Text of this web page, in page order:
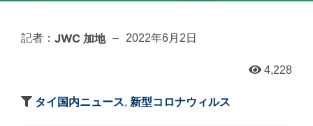
記者： JWC 加地 – 2022年6月2日
4,228
タイ国内ニュース, 新型コロナウィルス